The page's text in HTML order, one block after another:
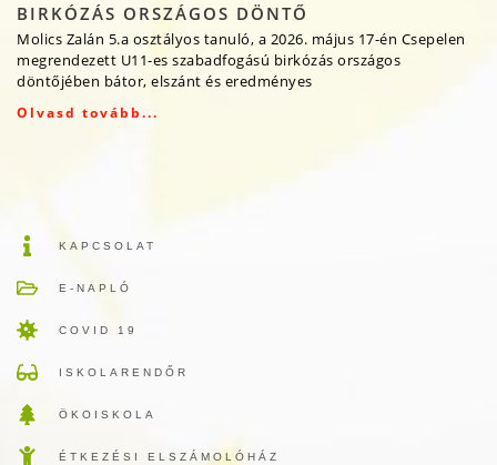
BIRKÓZÁS ORSZÁGOS DÖNTŐ
Molics Zalán 5.a osztályos tanuló, a 2026. május 17-én Csepelen
megrendezett U11-es szabadfogású birkózás országos
döntőjében bátor, elszánt és eredményes
Olvasd tovább...
KAPCSOLAT
E-NAPLÓ
COVID 19
ISKOLARENDŐR
ÖKOISKOLA
ÉTKEZÉSI ELSZÁMOLÓHÁZ